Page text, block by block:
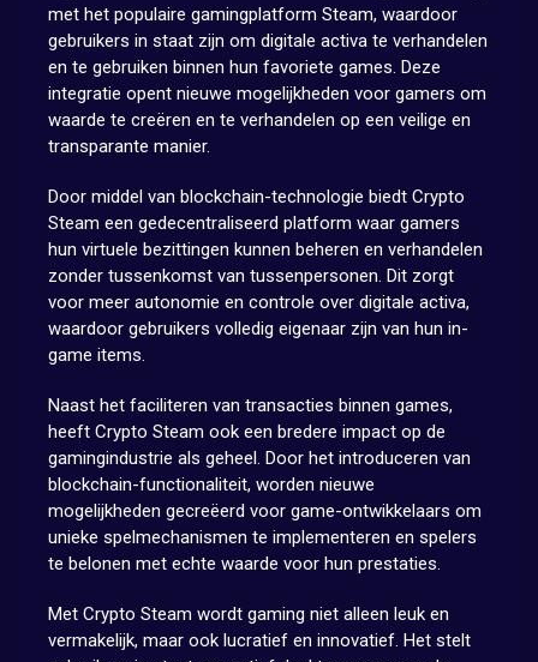
met het populaire gamingplatform Steam, waardoor
gebruikers in staat zijn om digitale activa te verhandelen
en te gebruiken binnen hun favoriete games. Deze
integratie opent nieuwe mogelijkheden voor gamers om
waarde te creëren en te verhandelen op een veilige en
transparante manier.
Door middel van blockchain-technologie biedt Crypto
Steam een gedecentraliseerd platform waar gamers
hun virtuele bezittingen kunnen beheren en verhandelen
zonder tussenkomst van tussenpersonen. Dit zorgt
voor meer autonomie en controle over digitale activa,
waardoor gebruikers volledig eigenaar zijn van hun in-
game items.
Naast het faciliteren van transacties binnen games,
heeft Crypto Steam ook een bredere impact op de
gamingindustrie als geheel. Door het introduceren van
blockchain-functionaliteit, worden nieuwe
mogelijkheden gecreëerd voor game-ontwikkelaars om
unieke spelmechanismen te implementeren en spelers
te belonen met echte waarde voor hun prestaties.
Met Crypto Steam wordt gaming niet alleen leuk en
vermakelijk, maar ook lucratief en innovatief. Het stelt